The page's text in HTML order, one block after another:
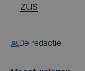
zus
De redactie